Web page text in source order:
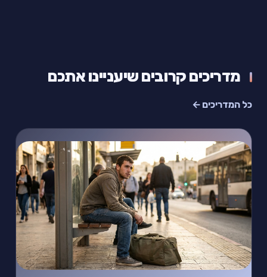
מדריכים קרובים שיעניינו אתכם
כל המדריכים ←